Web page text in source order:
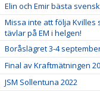
Elin och Emir bästa
Missa inte att följa Kvilles
tävlar på EM i helgen!
Boråslägret 3-4
Final av Kraftmätningen
JSM Sollentuna 2022